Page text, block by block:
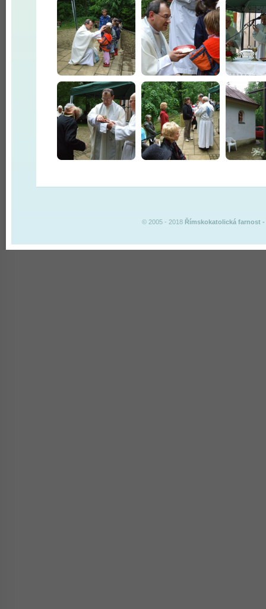
© 2005 - 2018 Římskokatolická farnost -